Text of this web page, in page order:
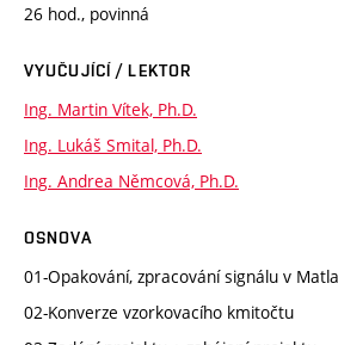
26 hod., povinná
VYUČUJÍCÍ / LEKTOR
Ing. Martin Vítek, Ph.D.
Ing. Lukáš Smital, Ph.D.
Ing. Andrea Němcová, Ph.D.
OSNOVA
01-Opakování, zpracování signálu v
02-Konverze vzorkovacího kmitočtu